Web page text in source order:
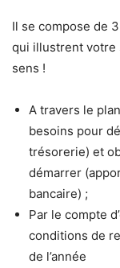
Il se compose de
qui illustrent votre
sens !
A travers le
besoins pour
trésorerie) et
démarrer
bancaire) ;
Par le compte
conditions de
de l’année